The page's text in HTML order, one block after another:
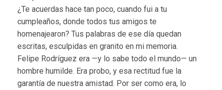
¿Te acuerdas hace tan poco, cuando fui a tu
cumpleaños, donde todos tus amigos te
homenajearon? Tus palabras de ese día quedan
escritas, esculpidas en granito en mi memoria.
Felipe Rodríguez era —y lo sabe todo el mundo— un
hombre humilde. Era probo, y esa rectitud fue la
garantía de nuestra amistad. Por ser como era, lo